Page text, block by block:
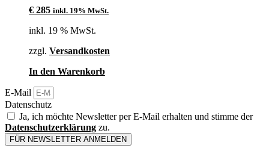
€ 285 inkl. 19% MwSt.
inkl. 19 % MwSt.
zzgl. Versandkosten
In den Warenkorb
E-Mail
Datenschutz
Ja, ich möchte Newsletter per E-Mail erhalten und stimme der
Datenschutzerklärung zu.
FÜR NEWSLETTER ANMELDEN